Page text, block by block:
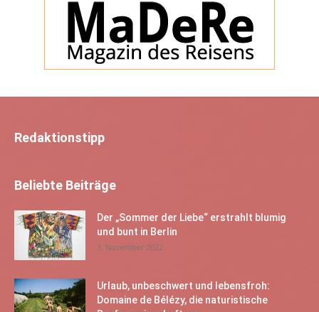
Redaktionstipp
Beliebte Beiträge
Der „Sommer der Liebe“ erstrahlt blumig
und bunt in Berlin
3. November 2022
Urlaub, unbeschwert und lebensfroh:
Domaine de Bélézy, die naturistische